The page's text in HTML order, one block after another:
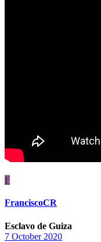
F
FranciscoCR
Esclavo de Guiza
7 October 2020